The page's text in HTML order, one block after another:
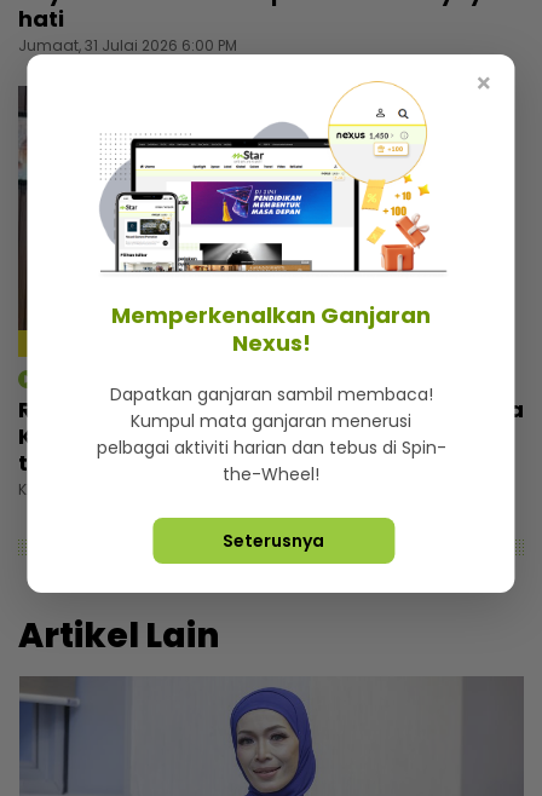
hati
Jumaat, 31 Julai 2026 6:00 PM
Rezeki wajah seiras Lamine Yamal, pemuda
Kelantan tak sia-siakan peluang... Banyak
tawaran reviu, ramai nak bergambar
Khamis, 30 Julai 2026 5:00 PM
Artikel Lain
×
Memperkenalkan Ganjaran
Nexus!
Dapatkan ganjaran sambil membaca!
Kumpul mata ganjaran menerusi
pelbagai aktiviti harian dan tebus di Spin-
the-Wheel!
Seterusnya